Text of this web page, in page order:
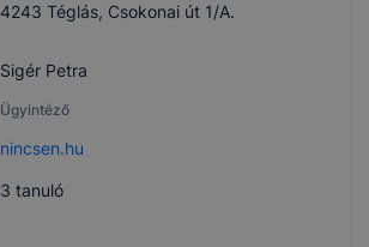
4243 Téglás, Csokonai út 1/A.
Sigér Petra
Ügyintéző
nincsen.hu
3 tanuló